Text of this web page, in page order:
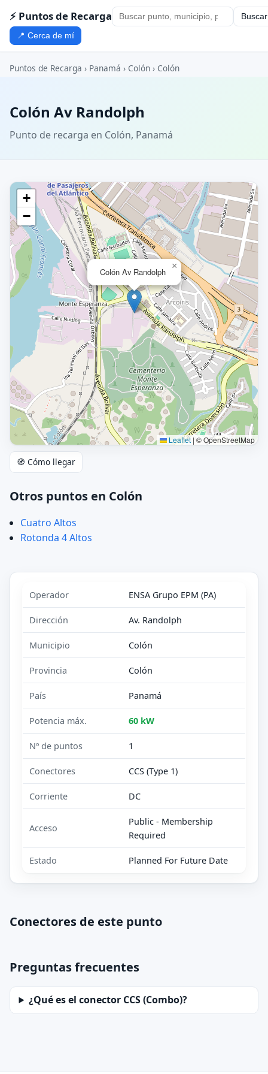
⚡ Puntos de Recarga Buscar
📍 Cerca de mí
Puntos de Recarga › Panamá › Colón › Colón
Colón Av Randolph
Punto de recarga en Colón, Panamá
Colón Av Randolph
×
+
−
Leaflet | © OpenStreetMap
🧭 Cómo llegar
Otros puntos en Colón
Cuatro Altos
Rotonda 4 Altos
Operador ENSA Grupo EPM (PA)
Dirección Av. Randolph
Municipio Colón
Provincia Colón
País Panamá
Potencia máx. 60 kW
Nº de puntos 1
Conectores CCS (Type 1)
Corriente DC
Acceso
Public - Membership
Required
Estado Planned For Future Date
Conectores de este punto
Preguntas frecuentes
¿Qué es el conector CCS (Combo)?